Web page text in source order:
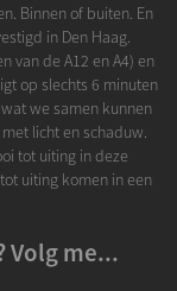
Binnen of buiten. En
in Den Haag.
van de A12 en A4) en
op slechts 6 minuten
we samen kunnen
licht en schaduw.
tot uiting in deze
uiting komen in een
Volg me...